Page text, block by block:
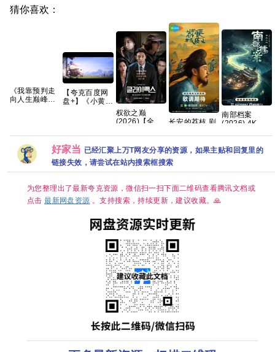
猜你喜欢：
《我靠预判走
向人生巅峰》
【夸克百度网
盘+】《小黄人
部番外前传系
列原盘
REMUX国英
权欲之巅
(2026)【全10
【1080p】
【韩语】【中
文字幕】
【13.7G】惊
悚 悬疑 」
长安的荔枝 剧
全/4K超清
HDR】 【雷佳
音、岳云鹏｜
悬疑/传奇】夸
克
南部档案‎
(2026) 4K
60帧
5GB/集】张新
成/丁禹兮
好家当 已经汇聚上万T网友分享的资源，如果主贴和回复里的
链接失效，请尝试在站内搜索框搜索
为您整理出了最新夸克资源，微信扫一扫下面二维码查看腾讯文档或
点击最新网盘资源 。支持搜索，持续更新，建议收藏。🙏